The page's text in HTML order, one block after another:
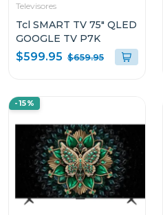
Televisores
Tcl SMART TV 75" QLED
GOOGLE TV P7K
$599.95 $659.95
-15%